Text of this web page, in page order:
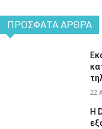
ΠΡΌΣΦΑΤΑ ΆΡΘΡΑ
22
Η